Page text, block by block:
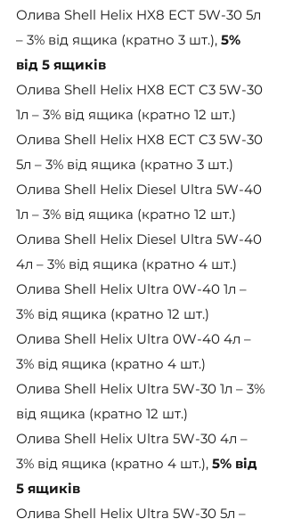
Олива Shell Helix HX8 ECT 5W-30 5л
– 3% від ящика (кратно 3 шт.), 5%
від 5 ящиків
Олива Shell Helix HX8 ECT C3 5W-30
1л – 3% від ящика (кратно 12 шт.)
Олива Shell Helix HX8 ECT C3 5W-30
5л – 3% від ящика (кратно 3 шт.)
Олива Shell Helix Diesel Ultra 5W-40
1л – 3% від ящика (кратно 12 шт.)
Олива Shell Helix Diesel Ultra 5W-40
4л – 3% від ящика (кратно 4 шт.)
Олива Shell Helix Ultra 0W-40 1л –
3% від ящика (кратно 12 шт.)
Олива Shell Helix Ultra 0W-40 4л –
3% від ящика (кратно 4 шт.)
Олива Shell Helix Ultra 5W-30 1л – 3%
від ящика (кратно 12 шт.)
Олива Shell Helix Ultra 5W-30 4л –
3% від ящика (кратно 4 шт.), 5% від
5 ящиків
Олива Shell Helix Ultra 5W-30 5л –